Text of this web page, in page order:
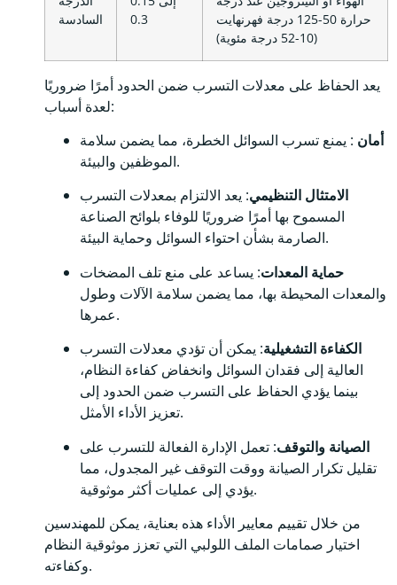
السادسة
0.3
حرارة 50-125 درجة فهرنهايت
(10-52 درجة مئوية)
يعد الحفاظ على معدلات التسرب ضمن الحدود أمرًا ضروريًا
لعدة أسباب:
أمان : يمنع تسرب السوائل الخطرة، مما يضمن سلامة
الموظفين والبيئة.
الامتثال التنظيمي: يعد الالتزام بمعدلات التسرب
المسموح بها أمرًا ضروريًا للوفاء بلوائح الصناعة
الصارمة بشأن احتواء السوائل وحماية البيئة.
حماية المعدات: يساعد على منع تلف المضخات
والمعدات المحيطة بها، مما يضمن سلامة الآلات وطول
عمرها.
الكفاءة التشغيلية: يمكن أن تؤدي معدلات التسرب
العالية إلى فقدان السوائل وانخفاض كفاءة النظام،
بينما يؤدي الحفاظ على التسرب ضمن الحدود إلى
تعزيز الأداء الأمثل.
الصيانة والتوقف: تعمل الإدارة الفعالة للتسرب على
تقليل تكرار الصيانة ووقت التوقف غير المجدول، مما
يؤدي إلى عمليات أكثر موثوقية.
من خلال تقييم معايير الأداء هذه بعناية، يمكن للمهندسين
اختيار صمامات الملف اللولبي التي تعزز موثوقية النظام
وكفاءته.